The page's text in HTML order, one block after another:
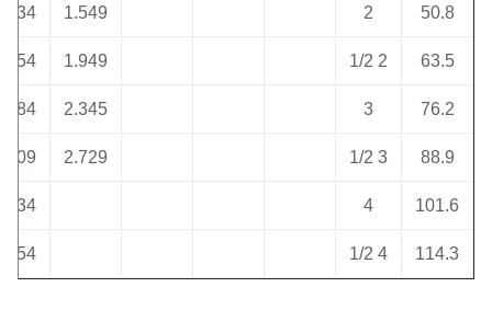
1.549
2.034
2 1/2
1.949
2.554
2.345
3.084
3 1/2
2.729
3.609
4.134
4 1/2
4.654